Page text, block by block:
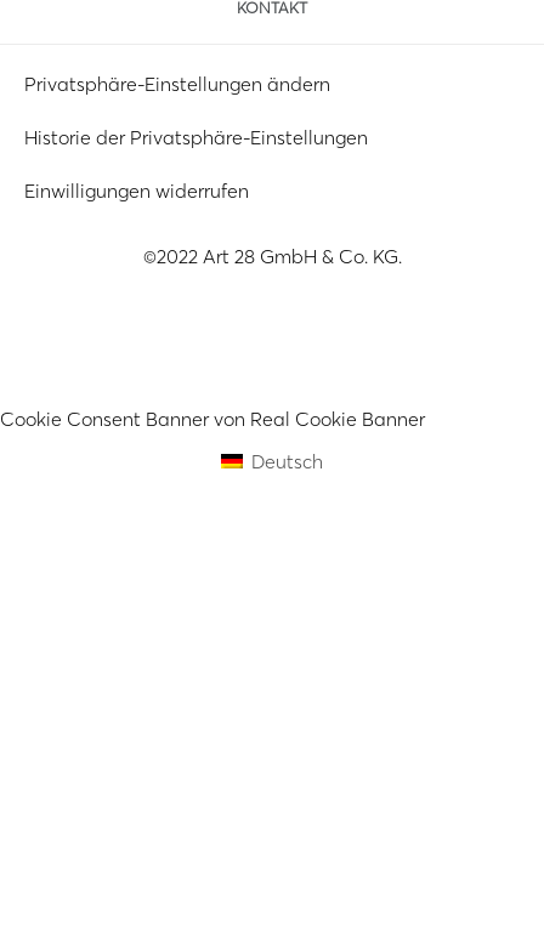
KONTAKT
Privatsphäre-Einstellungen ändern
Historie der Privatsphäre-Einstellungen
Einwilligungen widerrufen
©2022 Art 28 GmbH & Co. KG.
Cookie Consent Banner von Real Cookie Banner
Deutsch